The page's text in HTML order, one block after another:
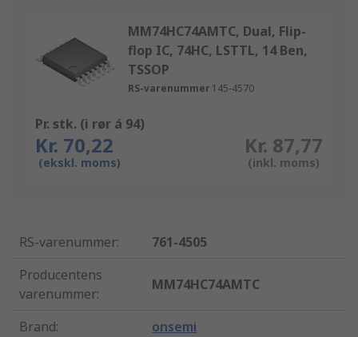
MM74HC74AMTC, Dual, Flip-
flop IC, 74HC, LSTTL, 14 Ben,
TSSOP
RS-varenummer 145-4570
Pr. stk. (i rør á 94)
Kr. 70,22
(ekskl. moms)
Kr. 87,77
(inkl. moms)
RS-varenummer:
761-4505
Producentens
varenummer:
MM74HC74AMTC
Brand: onsemi